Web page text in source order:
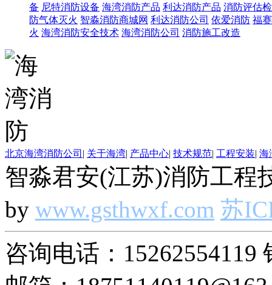
备 尼特消防设备 海湾消防产品 利达消防产品 消防评估
防气体灭火 智淼消防商城网 利达消防公司 依爱消防 福
火 海湾消防安全技术 海湾消防公司 消防施工改造
北京海湾消防公司 | 关于海湾| 产品中心| 技术规范| 工程安装| 海
智淼君安(江苏)消防工程
by www.gsthwxf.com 苏
咨询电话：15262554119